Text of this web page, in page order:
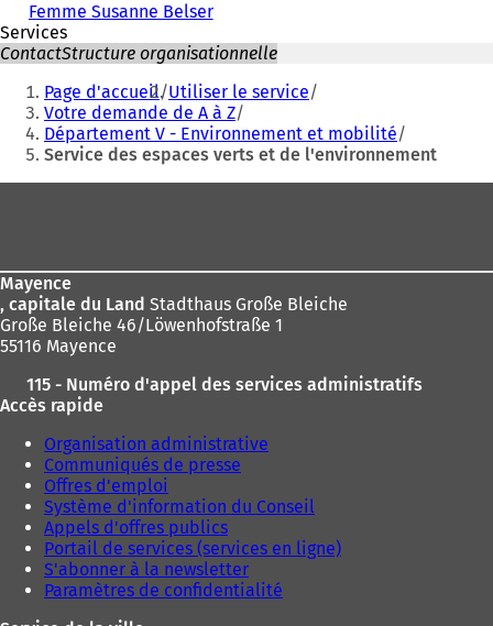
Femme Susanne Belser
Services
ContactStructure organisationnelle
Vous
êtes
ici
Page d'accueil Utiliser le service
Votre demande de A à Z
Département V - Environnement et mobilité
Service des espaces verts et de l'environnement
Mayence
, capitale du Land Stadthaus Große Bleiche
Große Bleiche 46/Löwenhofstraße 1
55116 Mayence
115 - Numéro d'appel des services administratifs
Accès rapide
Organisation administrative
Communiqués de presse
Offres d'emploi
Système d'information du Conseil
Appels d'offres publics
Portail de services (services en ligne)
S'abonner à la newsletter
Paramètres de confidentialité